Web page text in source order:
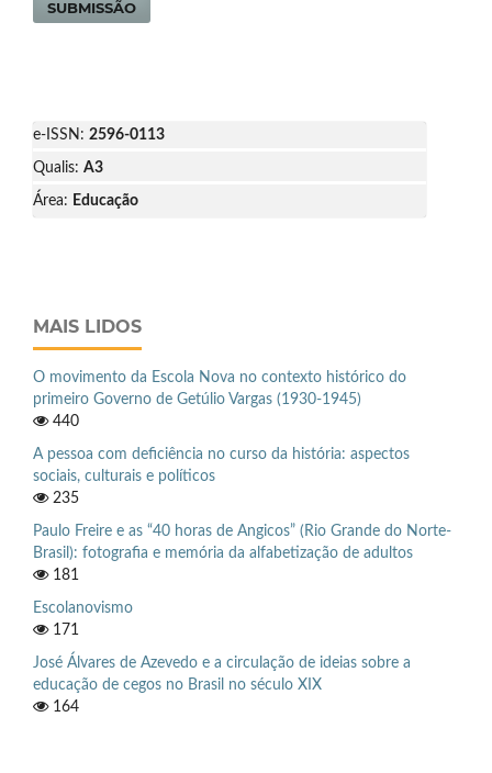
SUBMISSÃO
e-ISSN: 2596-0113
Qualis: A3
Área: Educação
MAIS LIDOS
O movimento da Escola Nova no contexto histórico do
primeiro Governo de Getúlio Vargas (1930-1945)
440
A pessoa com deficiência no curso da história: aspectos
sociais, culturais e políticos
235
Paulo Freire e as “40 horas de Angicos” (Rio Grande do Norte-
Brasil): fotografia e memória da alfabetização de adultos
181
Escolanovismo
171
José Álvares de Azevedo e a circulação de ideias sobre a
educação de cegos no Brasil no século XIX
164